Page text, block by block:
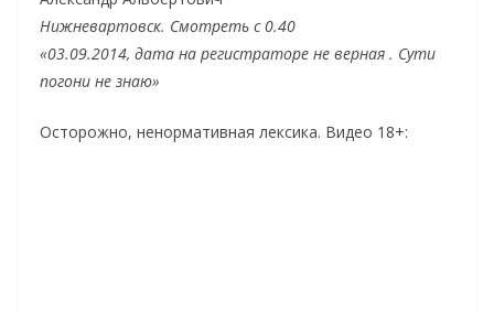
Нижневартовск. Смотреть с 0.40
«03.09.2014, дата на регистраторе не верная . Сути
погони не знаю»
Осторожно, ненормативная лексика. Видео 18+: